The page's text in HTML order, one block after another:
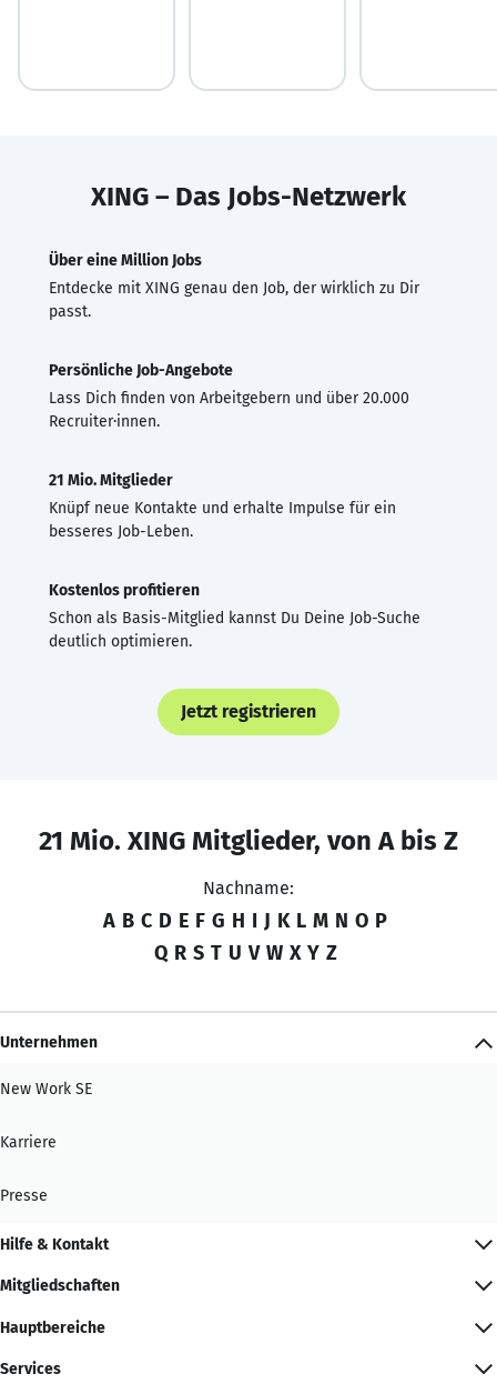
XING – Das Jobs-Netzwerk
Über eine Million Jobs
Entdecke mit XING genau den Job, der wirklich zu Dir
passt.
Persönliche Job-Angebote
Lass Dich finden von Arbeitgebern und über 20.000
Recruiter·innen.
21 Mio. Mitglieder
Knüpf neue Kontakte und erhalte Impulse für ein
besseres Job-Leben.
Kostenlos profitieren
Schon als Basis-Mitglied kannst Du Deine Job-Suche
deutlich optimieren.
Jetzt registrieren
21 Mio. XING Mitglieder, von A bis Z
Nachname:
A B C D E F G H I J K L M N O P
Q R S T U V W X Y Z
Unternehmen
New Work SE
Karriere
Presse
Hilfe & Kontakt
Mitgliedschaften
Hauptbereiche
Services